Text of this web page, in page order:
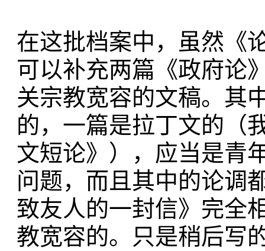
在这批档案中，虽然《
可以补充两篇《政府论
关宗教宽容的文稿。其
的，一篇是拉丁文的（
文短论》），应当是青
问题，而且其中的论调
致友人的一封信》完全
教宽容的。只是稍后写